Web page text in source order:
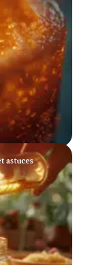
astuces